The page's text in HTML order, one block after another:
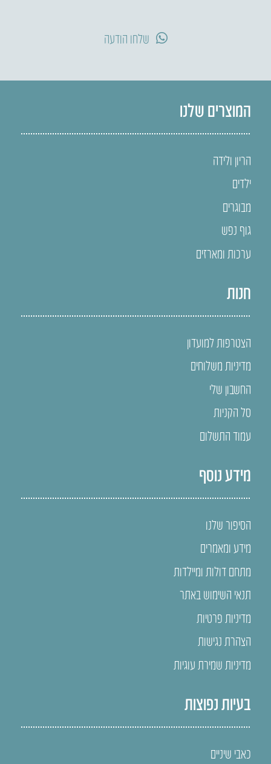
שלחו הודעה
המוצרים שלנו
הריון ולידה
ילדים
מבוגרים
גוף נפש
ערכות ומארזים
חנות
הצטרפות למועדון
מדיניות משלוחים
החשבון שלי
סל הקניות
עמוד התשלום
מידע נוסף
הסיפור שלנו
מידע ומאמרים
מתחם דולות ומיילדות
תנאי השימוש באתר
מדיניות פרטיות
הצהרת נגישות
מדיניות שמירת עוגיות
בעיות נפוצות
כאבי שיניים